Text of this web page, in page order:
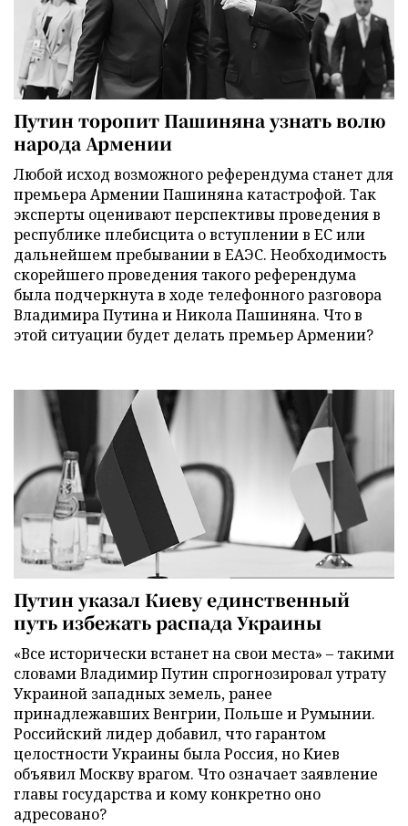
Путин торопит Пашиняна узнать волю
народа Армении
Любой исход возможного референдума станет для
премьера Армении Пашиняна катастрофой. Так
эксперты оценивают перспективы проведения в
республике плебисцита о вступлении в ЕС или
дальнейшем пребывании в ЕАЭС. Необходимость
скорейшего проведения такого референдума
была подчеркнута в ходе телефонного разговора
Владимира Путина и Никола Пашиняна. Что в
этой ситуации будет делать премьер Армении?
Путин указал Киеву единственный
путь избежать распада Украины
«Все исторически встанет на свои места» – такими
словами Владимир Путин спрогнозировал утрату
Украиной западных земель, ранее
принадлежавших Венгрии, Польше и Румынии.
Российский лидер добавил, что гарантом
целостности Украины была Россия, но Киев
объявил Москву врагом. Что означает заявление
главы государства и кому конкретно оно
адресовано?